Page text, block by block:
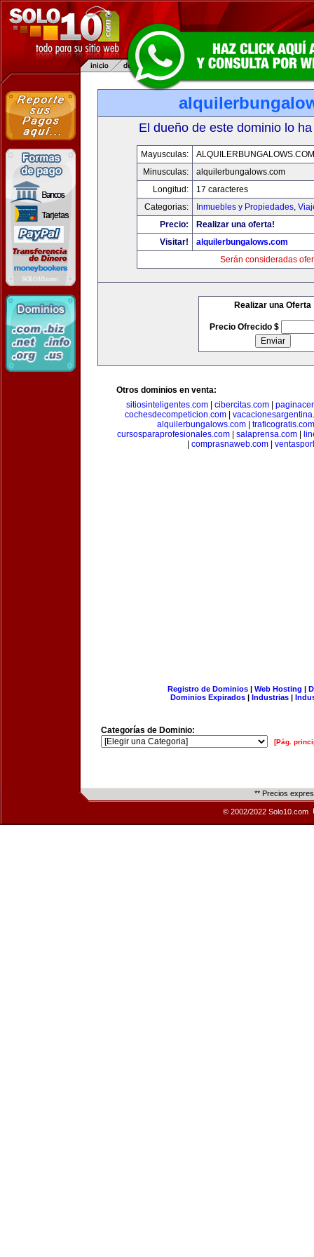
El dueño de este dominio lo
Mayusculas:
ALQUILERBUNGALOWS.COM
Minusculas:
alquilerbungalows.com
Longitud:
17 caracteres
Categorias:
Inmuebles y Propiedades,
Precio:
Realizar una oferta!
Visitar!
alquilerbungalows.com
Serán consideradas
Realizar una Oferta
Precio Ofrecido $
Otros dominios en venta:
sitiosinteligentes.com
cibercitas.com
cochesdecompeticion.com
alquilerbungalows.com| traficogratis.com
cursosparaprofesionales.com
salaprensa.com
comprasnaweb.com
Registro de Dominios| Web Hosting |
Dominios Expirados | Industrias |
Categorías de Dominio:
[Pág.
** Precios
© 2002/2022 Solo10.com